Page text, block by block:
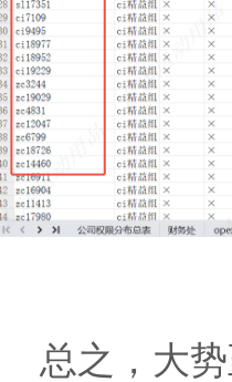
总之，大势